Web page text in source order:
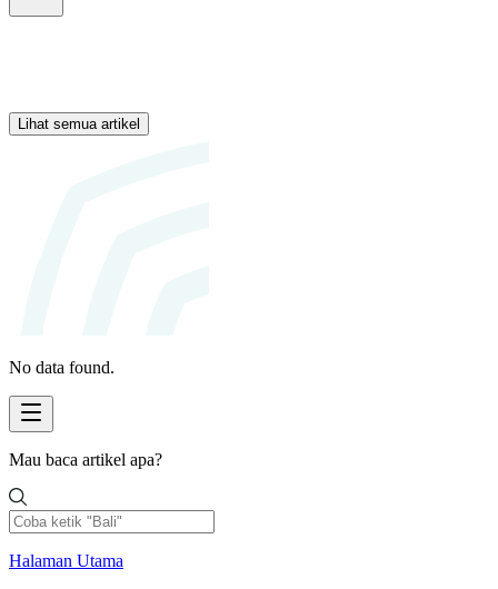
Lihat semua artikel
No data found.
Mau baca artikel apa?
Halaman Utama